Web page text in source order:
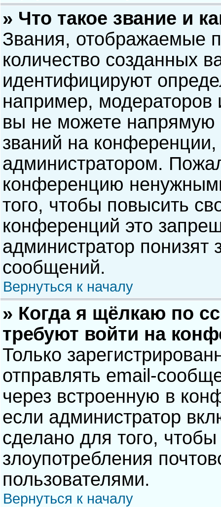
» Что такое звание и
Звания, отображаемые
количество созданных
идентифицируют
например,
вы не можете напрямую
званий на
администратором.
конференцию
того, чтобы повысить
конференций это
администратор понизят
сообщений.
Вернуться к началу
» Когда я щёлкаю по
требуют войти на
Только
отправлять email-
через встроенную в
если администратор
сделано для того, чтобы
злоупотребления
пользователями.
Вернуться к началу